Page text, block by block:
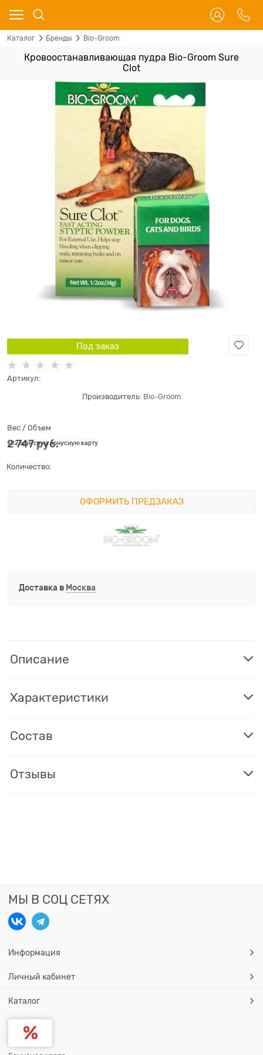
Каталог Бренды Bio-Groom
Кровоостанавливающая пудра Bio-Groom Sure
Clot
Под заказ
Артикул:
Производитель: Bio-Groom
Вес / Объем
2 747 руб.
+82 бонуса на бонусную карту
Количество:
ОФОРМИТЬ ПРЕДЗАКАЗ
Доставка в Москва
Описание
Характеристики
Состав
Отзывы
МЫ В СОЦ СЕТЯХ
Информация
Личный кабинет
Каталог